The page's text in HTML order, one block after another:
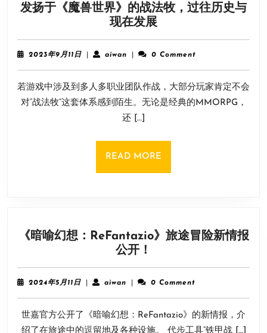
发扬于《魔兽世界》的战法牧，过往历史与
现在发展发
扬
于
兽
世
界》
法
与
在
发
2023年9月11日2023
月
11
日
aiwanaiwan 0 Comment
若游戏中涉及到多人多职业团队作战，大部分玩家肯定不会
对“战法牧”这套体系感到陌生。无论是经典的MMORPG，
还 […]
READ MORE
《暗喻幻想：ReFantazio》旅途冒险新情报
公开！
喻
幻
ReFantazio》
旅
2024年5月11日2024
月
11
aiwanaiwan 0 Comment
世嘉官方公开了《暗喻幻想：ReFantazio》的新情报，介
绍了在旅途中的逗留地及各种设施。 代步工具“铁甲战 […]